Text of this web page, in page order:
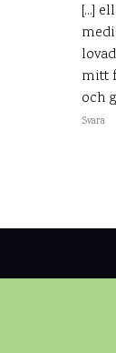
[…]
mitt
och
Svara